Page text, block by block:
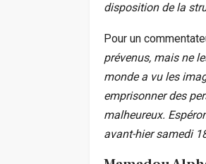
disposition de la
Pour un
prévenus, mais ne
monde a vu les
emprisonner des
malheureux.
avant-hier samedi